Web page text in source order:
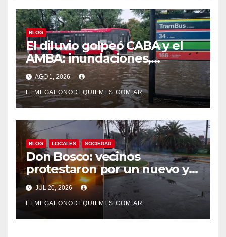
BLOG
El diluvio golpeó CABA y el
AMBA: inundaciones,
destrozos y más de 60 mil
usuarios sin luz
AGO 1, 2026
ELMEGAFONODEQUILMES.COM.AR
BLOG LOCALES SOCIEDAD
Don Bosco: vecinos
protestaron por un nuevo y
prolongado corte de luz tras
inundarse una cámara de
Edesur
JUL 20, 2026
ELMEGAFONODEQUILMES.COM.AR